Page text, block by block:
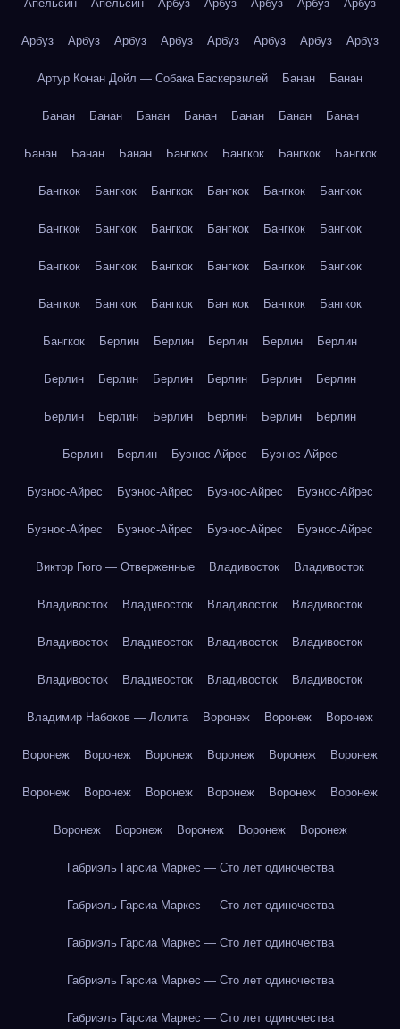
Апельсин Апельсин Арбуз Арбуз Арбуз Арбуз Арбуз
Арбуз Арбуз Арбуз Арбуз Арбуз Арбуз Арбуз Арбуз
Артур Конан Дойл — Собака Баскервилей Банан Банан
Банан Банан Банан Банан Банан Банан Банан
Банан Банан Банан Бангкок Бангкок Бангкок Бангкок
Бангкок Бангкок Бангкок Бангкок Бангкок Бангкок
Бангкок Бангкок Бангкок Бангкок Бангкок Бангкок
Бангкок Бангкок Бангкок Бангкок Бангкок Бангкок
Бангкок Бангкок Бангкок Бангкок Бангкок Бангкок
Бангкок Берлин Берлин Берлин Берлин Берлин
Берлин Берлин Берлин Берлин Берлин Берлин
Берлин Берлин Берлин Берлин Берлин Берлин
Берлин Берлин Буэнос-Айрес Буэнос-Айрес
Буэнос-Айрес Буэнос-Айрес Буэнос-Айрес Буэнос-Айрес
Буэнос-Айрес Буэнос-Айрес Буэнос-Айрес Буэнос-Айрес
Виктор Гюго — Отверженные Владивосток Владивосток
Владивосток Владивосток Владивосток Владивосток
Владивосток Владивосток Владивосток Владивосток
Владивосток Владивосток Владивосток Владивосток
Владимир Набоков — Лолита Воронеж Воронеж Воронеж
Воронеж Воронеж Воронеж Воронеж Воронеж Воронеж
Воронеж Воронеж Воронеж Воронеж Воронеж Воронеж
Воронеж Воронеж Воронеж Воронеж Воронеж
Габриэль Гарсиа Маркес — Сто лет одиночества
Габриэль Гарсиа Маркес — Сто лет одиночества
Габриэль Гарсиа Маркес — Сто лет одиночества
Габриэль Гарсиа Маркес — Сто лет одиночества
Габриэль Гарсиа Маркес — Сто лет одиночества